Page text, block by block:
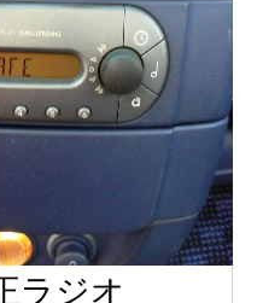
ラジオ